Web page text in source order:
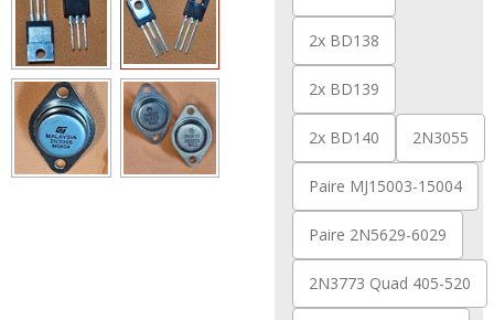
2x BD138
2x BD139
2x BD140 2N3055
Paire MJ15003-15004
Paire 2N5629-6029
2N3773 Quad 405-520